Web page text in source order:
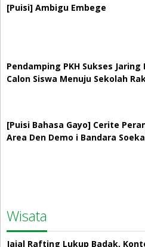
[Puisi] Ambigu Embege
Pendamping PKH Sukses Jaring
Calon Siswa Menuju Sekolah
[Puisi Bahasa Gayo] Cerite
Area Den Demo i Bandara
Wisata
Jajal Rafting Lukup Badak,